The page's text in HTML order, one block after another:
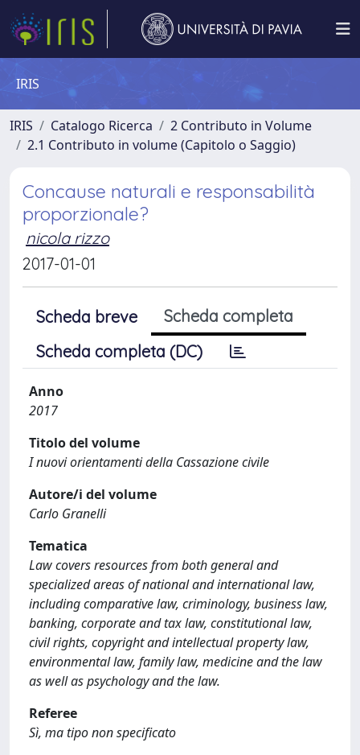
IRIS
IRIS Catalogo Ricerca
2 Contributo in Volume
2.1 Contributo in volume (Capitolo o Saggio)
Concause naturali e responsabilità
proporzionale?
nicola rizzo
2017-01-01
Scheda breve
Scheda completa
Scheda completa (DC)
Anno
2017
Titolo del volume
I nuovi orientamenti della Cassazione civile
Autore/i del volume
Carlo Granelli
Tematica
Law covers resources from both general and
specialized areas of national and international law,
including comparative law, criminology, business law,
banking, corporate and tax law, constitutional law,
civil rights, copyright and intellectual property law,
environmental law, family law, medicine and the law
as well as psychology and the law.
Referee
Sì, ma tipo non specificato